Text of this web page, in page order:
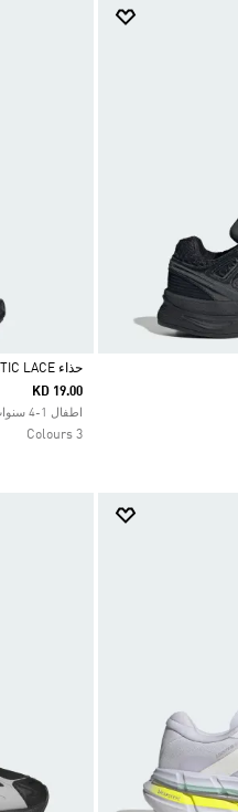
Selected
حذاء ADISTAR CONTROL 5 ELASTIC LACE
KD 19.00
اطفال 1-4 سنوات Originals
3 Colours